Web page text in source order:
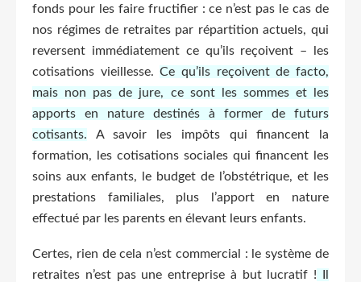
fonds pour les faire fructifier : ce n’est pas le cas de
nos régimes de retraites par répartition actuels, qui
reversent immédiatement ce qu’ils reçoivent – les
cotisations vieillesse.Ce qu’ils reçoivent de facto,
mais non pas de jure, ce sont les sommes et les
apports en nature destinés à former de futurs
cotisants. A savoir les impôts qui financent la
formation, les cotisations sociales qui financent les
soins aux enfants, le budget de l’obstétrique, et les
prestations familiales, plus l’apport en nature
effectué par les parents en élevant leurs enfants.
Certes, rien de cela n’est commercial : le système de
retraites n’est pas une entreprise à but lucratif !